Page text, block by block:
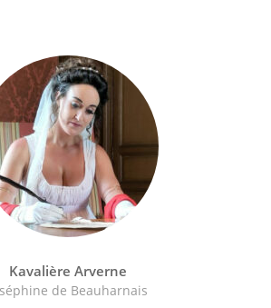
Kavalière Arverne
de Beauharnais